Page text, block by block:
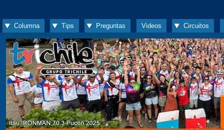
Columna Tips Preguntas Videos Circuitos